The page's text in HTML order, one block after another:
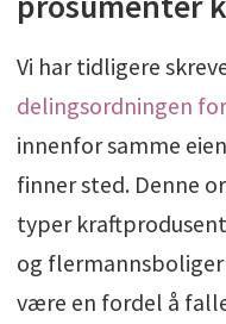
Vi har tidligere
delingsordningen
innenfor samme
finner sted. Denne
typer
og
være en fordel å